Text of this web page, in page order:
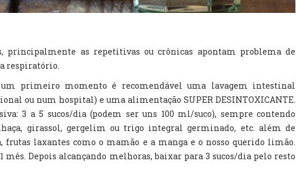
principalmente as repetitivas ou crônicas apontam problema de
respiratório.
primeiro momento é recomendável uma lavagem intestinal
ou num hospital) e uma alimentação SUPER DESINTOXICANTE.
3 a 5 sucos/dia (podem ser uns 100 ml/suco), sempre contendo
girassol, gergelim ou trigo integral germinado, etc. além de
frutas laxantes como o mamão e a manga e o nosso querido limão.
Depois alcançando melhoras, baixar para 3 sucos/dia pelo resto